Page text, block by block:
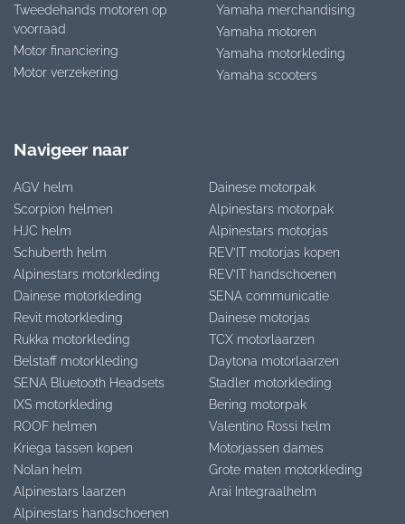
Tweedehands motoren op
voorraad
Motor financiering
Motor verzekering
Yamaha merchandising
Yamaha motoren
Yamaha motorkleding
Yamaha scooters
Navigeer naar
AGV helm
Scorpion helmen
HJC helm
Schuberth helm
Alpinestars motorkleding
Dainese motorkleding
Revit motorkleding
Rukka motorkleding
Belstaff motorkleding
SENA Bluetooth Headsets
IXS motorkleding
ROOF helmen
Kriega tassen kopen
Nolan helm
Alpinestars laarzen
Alpinestars handschoenen
Dainese motorpak
Alpinestars motorpak
Alpinestars motorjas
REV’IT motorjas kopen
REV’IT handschoenen
SENA communicatie
Dainese motorjas
TCX motorlaarzen
Daytona motorlaarzen
Stadler motorkleding
Bering motorpak
Valentino Rossi helm
Motorjassen dames
Grote maten motorkleding
Arai Integraalhelm